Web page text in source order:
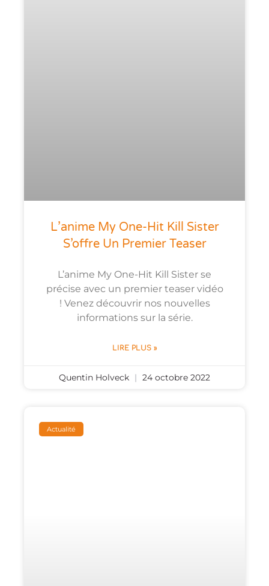
L’anime My One-Hit Kill Sister
S’offre Un Premier Teaser
L’anime My One-Hit Kill Sister se
précise avec un premier teaser vidéo
! Venez découvrir nos nouvelles
informations sur la série.
LIRE PLUS »
Quentin Holveck 24 octobre 2022
Actualité